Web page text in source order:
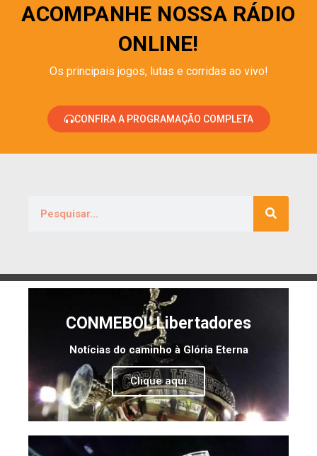
ACOMPANHE NOSSA RÁDIO
ONLINE!
Os principais jogos, lutas e corridas ao vivo!
CONFIRA A PROGRAMAÇÃO COMPLETA
CONMEBOL Libertadores
Notícias do caminho à Glória Eterna
Clique aqui